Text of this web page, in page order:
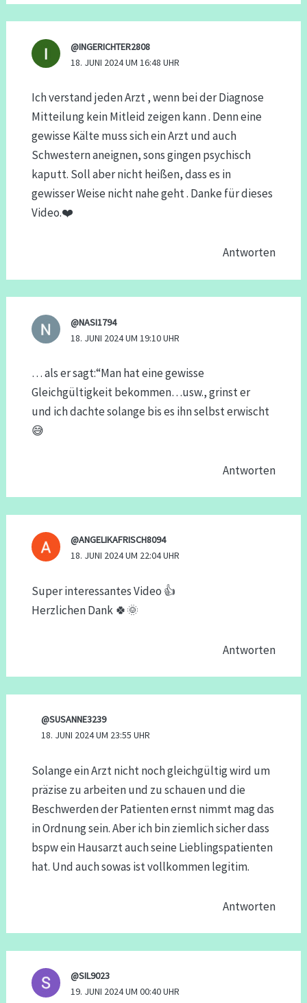
@INGERICHTER2808
18. JUNI 2024 UM 16:48 UHR
Ich verstand jeden Arzt , wenn bei der Diagnose
Mitteilung kein Mitleid zeigen kann . Denn eine
gewisse Kälte muss sich ein Arzt und auch
Schwestern aneignen, sons gingen psychisch
kaputt. Soll aber nicht heißen, dass es in
gewisser Weise nicht nahe geht . Danke für dieses
Video.❤️
Antworten
@NASI1794
18. JUNI 2024 UM 19:10 UHR
… als er sagt:“Man hat eine gewisse
Gleichgültigkeit bekommen…usw., grinst er
und ich dachte solange bis es ihn selbst erwischt
😅
Antworten
@ANGELIKAFRISCH8094
18. JUNI 2024 UM 22:04 UHR
Super interessantes Video 👍
Herzlichen Dank 🍀🌞
Antworten
@SUSANNE3239
18. JUNI 2024 UM 23:55 UHR
Solange ein Arzt nicht noch gleichgültig wird um
präzise zu arbeiten und zu schauen und die
Beschwerden der Patienten ernst nimmt mag das
in Ordnung sein. Aber ich bin ziemlich sicher dass
bspw ein Hausarzt auch seine Lieblingspatienten
hat. Und auch sowas ist vollkommen legitim.
Antworten
@SIL9023
19. JUNI 2024 UM 00:40 UHR